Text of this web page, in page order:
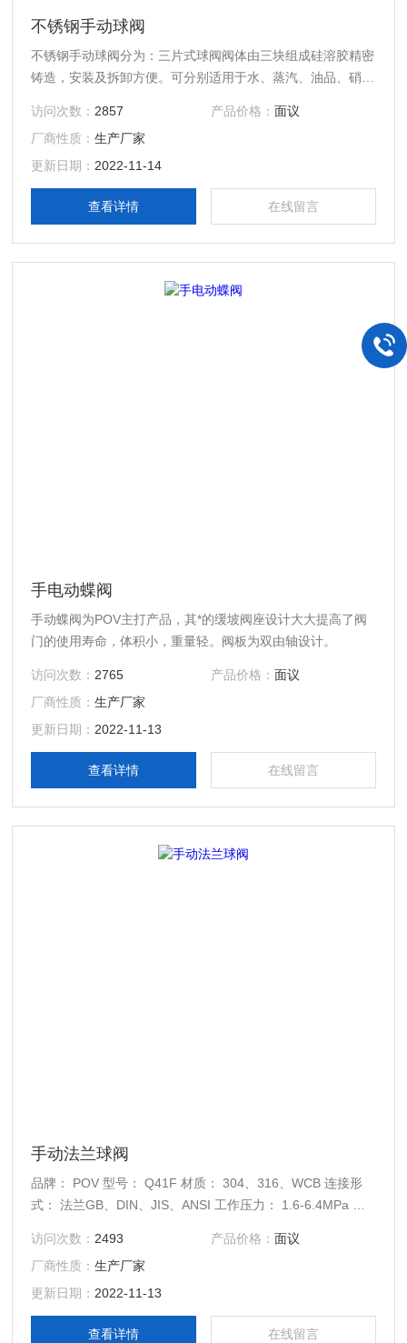
不锈钢手动球阀
不锈钢手动球阀分为：三片式球阀阀体由三块组成硅溶胶精密
铸造，安装及拆卸方便。可分别适用于水、蒸汽、油品、硝
访问次数： 2857 产品价格： 面议
厂商性质：生产厂家
更新日期： 2022-11-14
查看详情 在线留言
手电动蝶阀
手动蝶阀为POV主打产品，其*的缓坡阀座设计大大提高了阀
门的使用寿命，体积小，重量轻。阀板为双由轴设计。
访问次数： 2765 产品价格： 面议
厂商性质：生产厂家
更新日期： 2022-11-13
查看详情 在线留言
手动法兰球阀
品牌： POV 型号： Q41F 材质： 304、316、WCB 连接形
式： 法兰GB、DIN、JIS、ANSI 工作压力： 1.6-6.4MPa 工
品、导热油、各高腐蚀性化学介质、氨气、氮气、氧气、氢
气、液化气 用途： 用于管路介质切断
访问次数： 2493 产品价格： 面议
厂商性质：生产厂家
更新日期： 2022-11-13
查看详情 在线留言